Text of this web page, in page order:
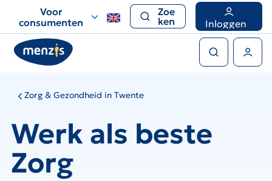
voor
snelle
navigatie
Voor
consumenten
Zoe
ken
Inloggen
Zorg & Gezondheid in Twente
Werk als beste
Zorg